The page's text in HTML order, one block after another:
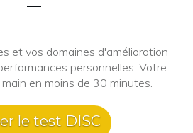
et vos domaines d'amélioration
personnelles. Votre
en moins de 30 minutes.
le test DISC